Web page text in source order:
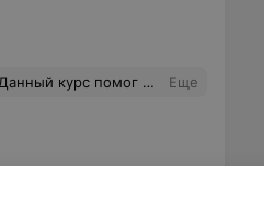
редакторе Adobe Photoshop, и благодаря школе IT-Star, я это смогла сделать. Спасибо Еще